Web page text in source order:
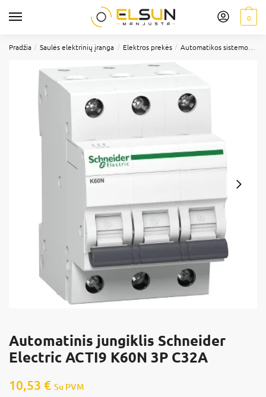
0
Pradžia / Saulės elektrinių įranga / Elektros prekės / Automatikos sistemos
Automatinis jungiklis Schneider
Electric ACTI9 K60N 3P C32A
10,53 € Su PVM